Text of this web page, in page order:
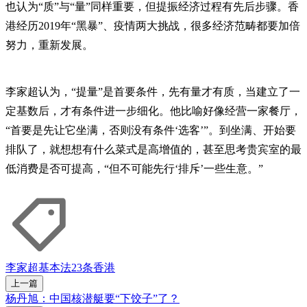
也认为“质”与“量”同样重要，但提振经济过程有先后步骤。香
港经历2019年“黑暴”、疫情两大挑战，很多经济范畴都要加倍
努力，重新发展。
李家超认为，“提量”是首要条件，先有量才有质，当建立了一
定基数后，才有条件进一步细化。他比喻好像经营一家餐厅，
“首要是先让它坐满，否则没有条件‘选客’”。到坐满、开始要
排队了，就想想有什么菜式是高增值的，甚至思考贵宾室的最
低消费是否可提高，“但不可能先行‘排斥’一些生意。”
李家超基本法23条香港
上一篇
杨丹旭：中国核潜艇要“下饺子”了？